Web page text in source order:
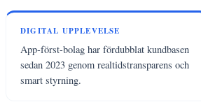
DIGITAL UPPLEVELSE
App-först-bolag har fördubblat kundbasen
sedan 2023 genom realtidstransparens och
smart styrning.